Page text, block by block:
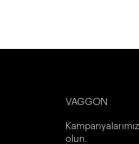
VAGGON
olun.